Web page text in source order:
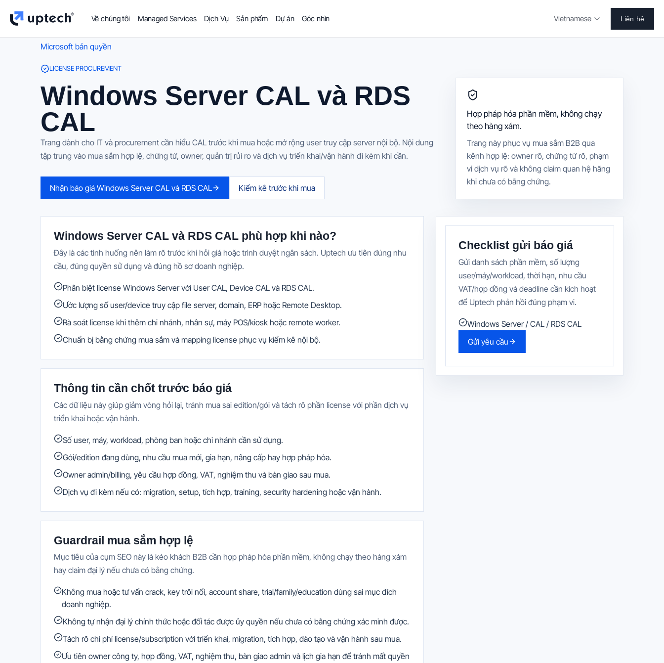
Về chúng tôi Managed Services Dịch Vụ Sản phẩm Dự án Góc nhìn Vietnamese Liên hệ
Microsoft bản quyền
LICENSE PROCUREMENT
Windows Server CAL và RDS
CAL
Trang dành cho IT và procurement cần hiểu CAL trước khi mua hoặc mở rộng user truy cập server nội bộ. Nội dung
tập trung vào mua sắm hợp lệ, chứng từ, owner, quản trị rủi ro và dịch vụ triển khai/vận hành đi kèm khi cần.
Nhận báo giá Windows Server CAL và RDS CAL Kiểm kê trước khi mua
Hợp pháp hóa phần mềm, không chạy
theo hàng xám.
Trang này phục vụ mua sắm B2B qua
kênh hợp lệ: owner rõ, chứng từ rõ, phạm
vi dịch vụ rõ và không claim quan hệ hãng
khi chưa có bằng chứng.
Windows Server CAL và RDS CAL phù hợp khi nào?
Đây là các tình huống nên làm rõ trước khi hỏi giá hoặc trình duyệt ngân sách. Uptech ưu tiên đúng nhu
cầu, đúng quyền sử dụng và đúng hồ sơ doanh nghiệp.
Phân biệt license Windows Server với User CAL, Device CAL và RDS CAL.
Ước lượng số user/device truy cập file server, domain, ERP hoặc Remote Desktop.
Rà soát license khi thêm chi nhánh, nhân sự, máy POS/kiosk hoặc remote worker.
Chuẩn bị bằng chứng mua sắm và mapping license phục vụ kiểm kê nội bộ.
Thông tin cần chốt trước báo giá
Các dữ liệu này giúp giảm vòng hỏi lại, tránh mua sai edition/gói và tách rõ phần license với phần dịch vụ
triển khai hoặc vận hành.
Số user, máy, workload, phòng ban hoặc chi nhánh cần sử dụng.
Gói/edition đang dùng, nhu cầu mua mới, gia hạn, nâng cấp hay hợp pháp hóa.
Owner admin/billing, yêu cầu hợp đồng, VAT, nghiệm thu và bàn giao sau mua.
Dịch vụ đi kèm nếu có: migration, setup, tích hợp, training, security hardening hoặc vận hành.
Guardrail mua sắm hợp lệ
Mục tiêu của cụm SEO này là kéo khách B2B cần hợp pháp hóa phần mềm, không chạy theo hàng xám
hay claim đại lý nếu chưa có bằng chứng.
Không mua hoặc tư vấn crack, key trôi nổi, account share, trial/family/education dùng sai mục đích
doanh nghiệp.
Không tự nhận đại lý chính thức hoặc đối tác được ủy quyền nếu chưa có bằng chứng xác minh được.
Tách rõ chi phí license/subscription với triển khai, migration, tích hợp, đào tạo và vận hành sau mua.
Ưu tiên owner công ty, hợp đồng, VAT, nghiệm thu, bàn giao admin và lịch gia hạn để tránh mất quyền
Checklist gửi báo giá
Gửi danh sách phần mềm, số lượng
user/máy/workload, thời hạn, nhu cầu
VAT/hợp đồng và deadline cần kích hoạt
để Uptech phản hồi đúng phạm vi.
Windows Server / CAL / RDS CAL
Gửi yêu cầu